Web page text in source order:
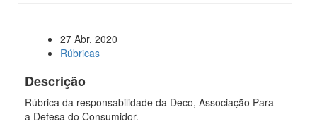
27 Abr, 2020
Rúbricas
Descrição
Rúbrica da responsabilidade da Deco, Associação Para
a Defesa do Consumidor.